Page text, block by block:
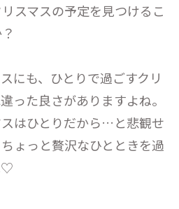
スマスの予定を見つけるこ
にも、ひとりで過ごすクリ
った良さがありますよね。
はひとりだから…と悲観せ
ょっと贅沢なひとときを過
♡